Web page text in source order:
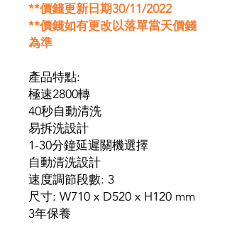
**價錢更新日期30/11/2022
**價錢如有更改以落單當天價錢
為準
產品特點:
極速2800轉
40秒自動清洗
易拆洗設計
1-30分鐘延遲關機選擇
自動清洗設計
速度調節段數: 3
尺寸: W710 x D520 x H120 mm
3年保養